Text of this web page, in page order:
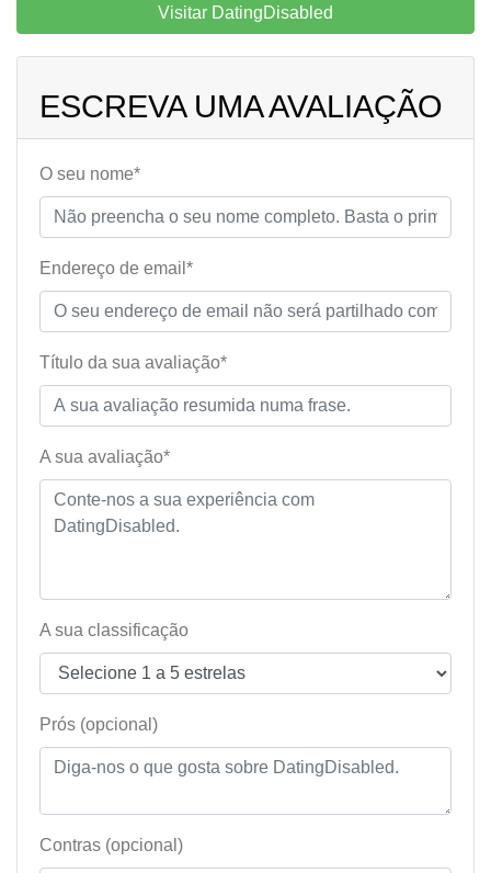
Visitar DatingDisabled
ESCREVA UMA AVALIAÇÃO
O seu nome*
Endereço de email*
Título da sua avaliação*
A sua avaliação*
A sua classificação
Prós (opcional)
Contras (opcional)